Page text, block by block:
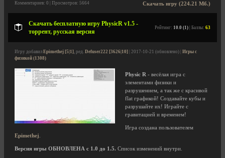
Скачать игру (224.21 Мб.)
Комментариев: 0 | Просмотров: 5664
Скачать бесплатную игру PhysicR v1.5 -
торрент, русская версия
Рейтинг: 10.0 (1) | Баллы: 63
Игру добавил Epimethej [5|1], ред. Defuser222 [3626|10] | 2017-10-21 (обновлено) | Игры с
физикой (1308)
Physic R - весёлая игра с
элементами физики и
разрушением, а так же с красивой
flat графикой! Создавайте кубы и
разрушайте их! Играйте с
гравитацией и временем!
Игра создана пользователем
Epimethej
Версия игры ОБНОВЛЕНА с 1.0 до 1.5. Список изменений внутри.